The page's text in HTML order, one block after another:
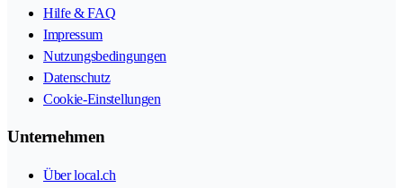
Hilfe & FAQ
Impressum
Nutzungsbedingungen
Datenschutz
Cookie-Einstellungen
Unternehmen
Über local.ch